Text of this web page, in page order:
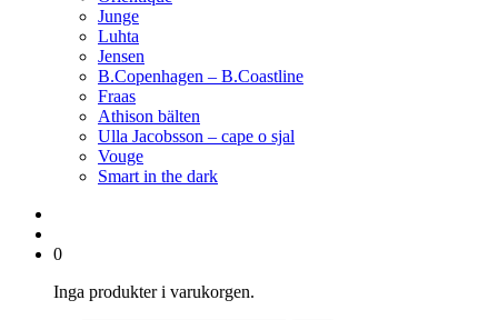
Junge
Luhta
Jensen
B.Copenhagen – B.Coastline
Fraas
Athison bälten
Ulla Jacobsson – cape o sjal
Vouge
Smart in the dark
0
Inga produkter i varukorgen.